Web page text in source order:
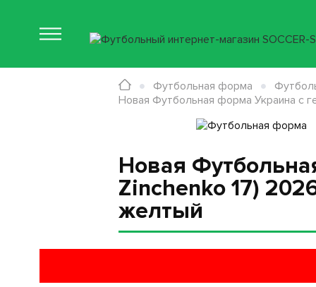
Новая
Zinchenko 17)
желтый
Футбольная форма
Новая Футбольная форма Украина с